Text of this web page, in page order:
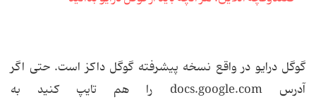
گوگل درایو در واقع نسخه پیشرفته گوگل داکز است. حتی اگر
آدرس docs.google.com را هم تایپ کنید به